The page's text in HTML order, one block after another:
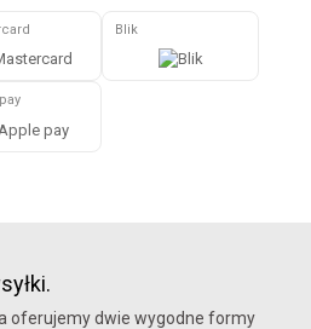
Blik
oferujemy dwie wygodne formy